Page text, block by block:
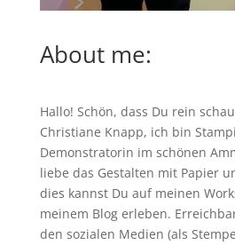
About me:
Hallo! Schön, dass Du rein
Christiane Knapp, ich bin
Demonstratorin im schönen
liebe das Gestalten mit Papier
dies kannst Du auf meinen
meinem Blog erleben.
den sozialen Medien (als